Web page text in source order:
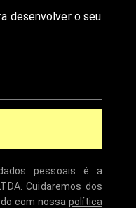
desenvolver o seu
pessoais é a
Cuidaremos dos
com nossapolítica